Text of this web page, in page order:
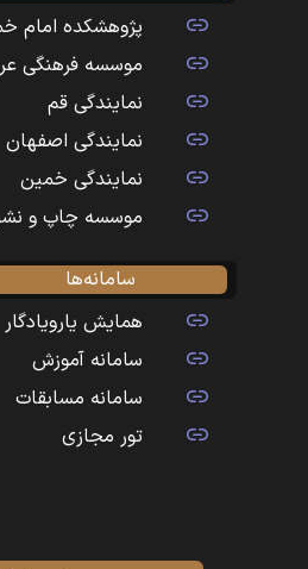
پژوهشکده امام
موسسه فرهنگی
نمایندگی قم
نمایندگی اصفهان
نمایندگی خمین
موسسه چاپ و
سامانه‌ها
همایش یارویادگار
سامانه آموزش
سامانه مسابقات
تور مجازی